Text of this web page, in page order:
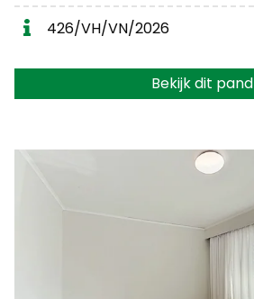
426/VH/VN/2026
Bekijk dit pand